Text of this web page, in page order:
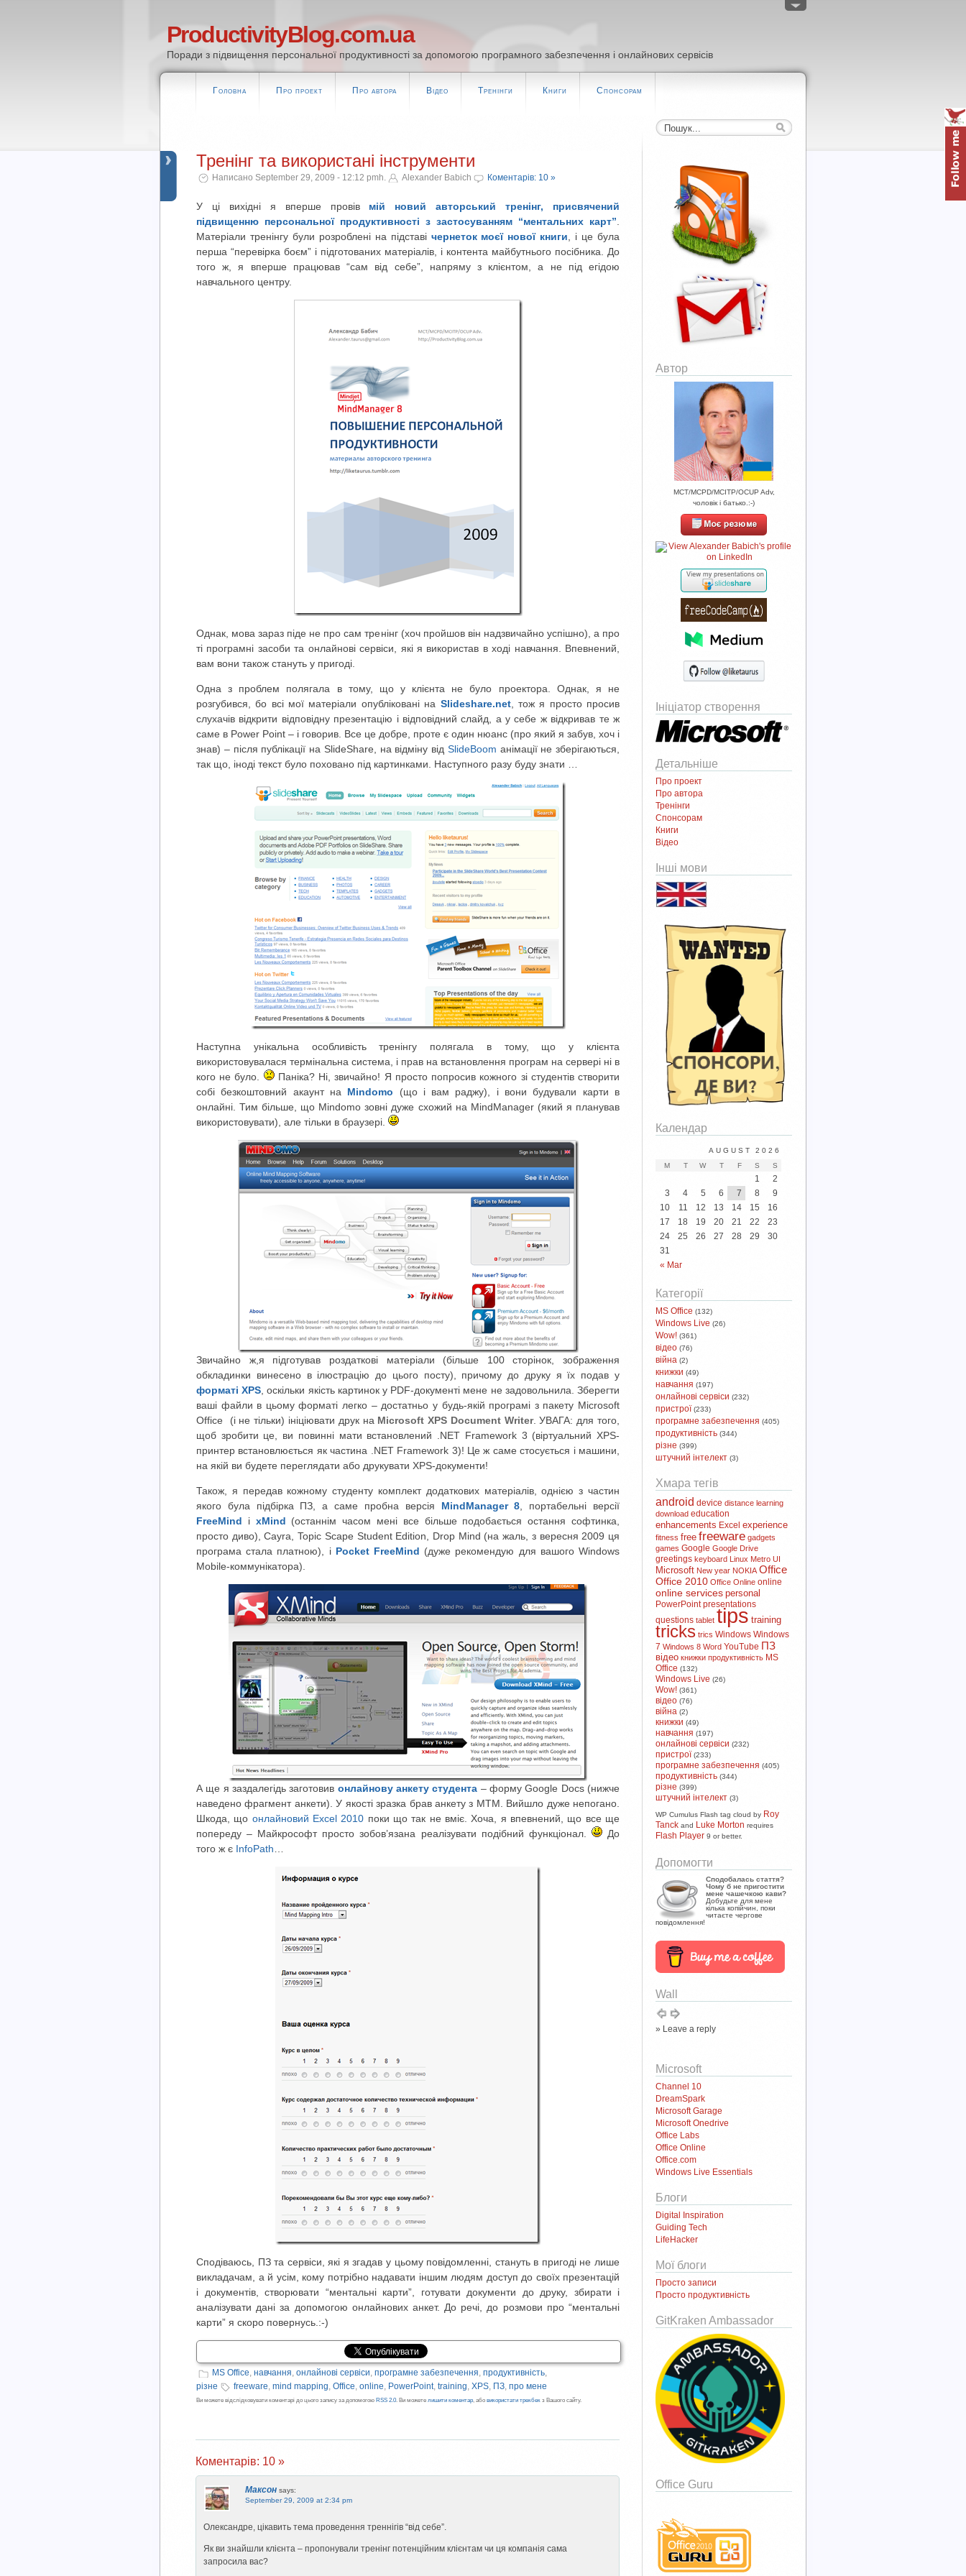
ProductivityBlog.com.ua
Поради з підвищення персональної продуктивності за допомогою програмного забезпечення і онлайнових сервісів
Головна Про проект Про автора Відео Тренінги Книги Спонсорам
Тренінг та використані інструменти
Написано September 29, 2009 - 12:12 pmh. Alexander Babich Коментарів: 10 »
У ці вихідні я вперше провів мій новий авторський тренінг, присвячений
підвищенню персональної продуктивності з застосуванням “ментальних карт”
Матеріали тренінгу були розроблені на підставі чернеток моєї нової книги , і це була
перша “перевірка боєм” і підготованих матеріалів, і контента майбутнього посібника. До
того ж, я вперше працював “сам від себе”, напряму з клієнтом, а не під егідою
навчального центру.
Однак, мова зараз піде не про сам тренінг (хоч пройшов він надзвичайно успішно), а про
ті програмні засоби та онлайнові сервіси, які я використав в ході навчання. Впевнений,
вам вони також стануть у пригоді.
Одна з проблем полягала в тому, що у клієнта не було проектора. Однак, я не
розгубився, бо всі мої матеріали опубліковані на Slideshare.net, тож я просто просив
слухачів відкрити відповідну презентацію і відповідний слайд, а у себе ж відкривав те ж
саме в Power Point – і говорив. Все це добре, проте є один нюанс (про який я забув, хоч і
знав) – після публікації на SlideShare, на відміну від SlideBoom анімації не зберігаються,
так що, іноді текст було поховано під картинками. Наступного разу буду знати …
Наступна унікальна особливість тренінгу полягала в тому, що у клієнта
використовувалася термінальна система, і прав на встановлення програм на сервері ні в
кого не було.
Паніка? Ні, звичайно! Я просто попросив кожного зі студентів створити
собі безкоштовний акаунт на Mindomo
(що і вам раджу), і вони будували карти в
онлайні. Тим більше, що Mindomo зовні дуже схожий на MindManager (який я планував
використовувати), але тільки в браузері.
Звичайно ж,я підготував роздаткові матеріали (більше 100 сторінок, зображення
обкладинки винесено в ілюстрацію до цього посту), причому до друку я їх подав у
форматі XPS , оскільки якість картинок у PDF-документі мене не задовольнила. Зберегти
ваші файли в цьому форматі легко – достатньо у будь-якій програмі з пакету Microsoft
Office (і не тільки) ініціювати друк на Microsoft XPS Document Writer. УВАГА: для того,
щоб зробити це, ви повинні мати встановлений .NET Framework 3 (віртуальний XPS-
принтер встановлюється як частина .NET Framework 3)! Це ж саме стосується і машини,
на якій ви будете переглядати або друкувати XPS-документи!
Також, я передав кожному студенту комплект додаткових матеріалів, однією з частин
якого була підбірка ПЗ, а саме пробна версія MindManager 8 , портабельні версії
FreeMind
і xMind (останнім часом мені все більше подобається остання софтинка,
просто диво), Cayra, Topic Scape Student Edition, Drop Mind (на жаль, з вересня 2009 ця
програма стала платною), і Pocket FreeMind (дуже рекомендую для вашого Windows
Mobile-коммунікатора).
А ще я заздалегідь заготовив онлайнову анкету студента – форму Google Docs (нижче
наведено фрагмент анкети). У якості зразка брав анкету з MTM. Вийшло дуже непогано.
Шкода, що онлайновий Excel 2010 поки що так не вміє. Хоча, я впевнений, що все ще
попереду – Майкрософт просто зобов’язана реалізувати подібний функціонал.
До
того ж є InfoPath
Сподіваюсь, ПЗ та сервіси, які я згадав у цьому повідомленні, стануть в пригоді не лише
викладачам, а й усім, кому потрібно надавати іншим людям доступ до своїх презентацій
і документів, створювати “ментальні карти”, готувати документи до друку, збирати і
аналізувати дані за допомогою онлайнових анкет. До речі, до розмови про “ментальні
карти” я скоро повернусь.:-)
MS Office, навчання, онлайнові сервіси, програмне забезпечення, продуктивність,
різне
freeware, mind mapping, Office, online, PowerPoint, training, XPS, ПЗ, про мене
Ви можете відслідковувати коментарі до цього запису за допомогою RSS 2.0. Ви можете лишити коментар, або використати трекбек з Вашого сайту.
Коментарів: 10 »
Максон says:
September 29, 2009 at 2:34 pm
Олександре, цікавить тема проведення треннігів “від себе”.
Як ви знайшли клієнта – пропонували тренінг потенційним клієнтам чи ця компанія сама
запросила вас?
Автор
MCT/MCPD/MCITP/OCUP Adv,
чоловік і батько.:-)
Ініціатор створення
Детальніше
Про проект
Про автора
Тренінги
Спонсорам
Книги
Відео
Інші мови
Календар
AUGUST 2026
M
T W T F S S
« Mar
1
2
3
4 5 6 7 8
9
10
11 12 13 14 15
16
17
18 19 20 21 22
23
24
25 26 27 28 29
30
31
Категорії
MS Office (132)
Windows Live (26)
Wow! (361)
відео (76)
війна (2)
книжки (49)
навчання (197)
онлайнові сервіси (232)
пристрої (233)
програмне забезпечення (405)
продуктивність (344)
різне (399)
штучний інтелект (3)
Хмара тегів
android device distance learning
download education
enhancements Excel experience
fitness free freeware gadgets
games Google Google Drive
greetings keyboard Linux Metro UI
Microsoft New year NOKIA Office
Office 2010 Office Online online
online services personal
PowerPoint presentations
questions tablet tips training
tricks trics Windows Windows
7 Windows 8 Word YouTube ПЗ
відео книжки продуктивність MS
Office (132)
Windows Live (26)
Wow! (361)
відео (76)
війна (2)
книжки (49)
навчання (197)
онлайнові сервіси (232)
пристрої (233)
програмне забезпечення (405)
продуктивність (344)
різне (399)
штучний інтелект (3)
WP Cumulus Flash tag cloud by Roy
Tanck and Luke Morton requires
Flash Player 9 or better.
Допомогти
Сподобалась стаття?
Чому б не пригостити
мене чашечкою кави?
Добудьте для мене
кілька копійчин, поки
читаєте чергове
повідомлення!
Wall
» Leave a reply
Microsoft
Channel 10
DreamSpark
Microsoft Garage
Microsoft Onedrive
Office Labs
Office Online
Office.com
Windows Live Essentials
Блоги
Digital Inspiration
Guiding Tech
LifeHacker
Мої блоги
Просто записи
Просто продуктивність
GitKraken Ambassador
Office Guru